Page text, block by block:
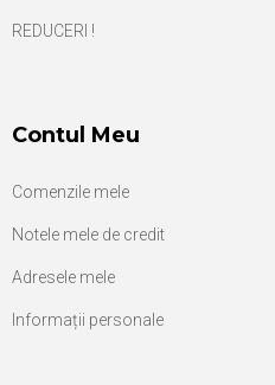
REDUCERI !
Contul Meu
Comenzile mele
Notele mele de credit
Adresele mele
Informații personale